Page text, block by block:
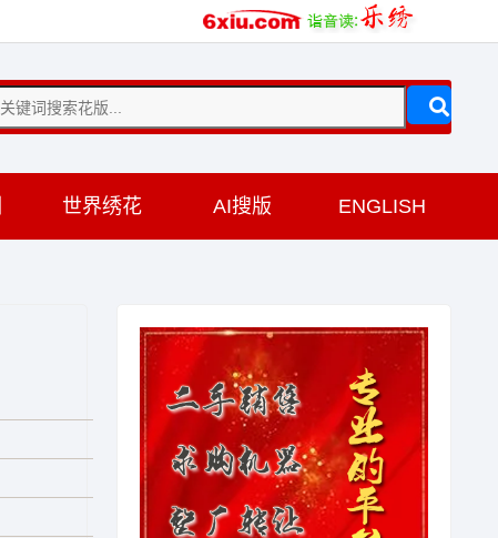
世界绣花 AI搜版 ENGLISH